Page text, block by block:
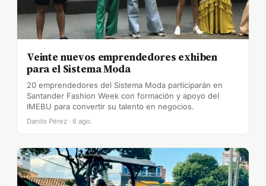
Veinte nuevos emprendedores exhiben
para el Sistema Moda
20 emprendedores del Sistema Moda participarán en
Santander Fashion Week con formación y apoyo del
IMEBU para convertir su talento en negocios.
Danilo Pérez · 6 ago.